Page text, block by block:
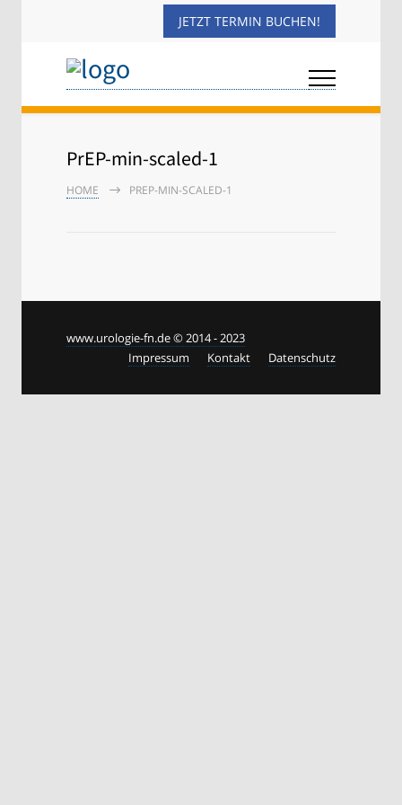
JETZT TERMIN BUCHEN!
PrEP-min-scaled-1
HOME PREP-MIN-SCALED-1
www.urologie-fn.de © 2014 - 2023
Impressum
Kontakt Datenschutz